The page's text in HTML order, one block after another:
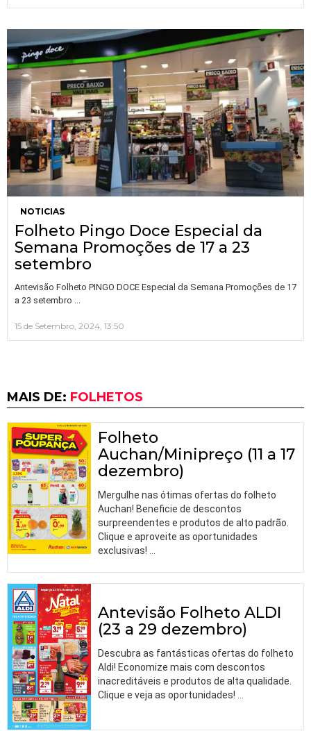
NOTICIAS
Folheto Pingo Doce Especial da
Semana Promoções de 17 a 23
setembro
Antevisão Folheto PINGO DOCE Especial da Semana Promoções de 17
a 23 setembro …
15 de Setembro, 2024, 13:50
MAIS DE: FOLHETOS
Folheto
Auchan/Minipreço (11 a 17
dezembro)
Mergulhe nas ótimas ofertas do folheto
Auchan! Beneficie de descontos
surpreendentes e produtos de alto padrão.
Clique e aproveite as oportunidades
exclusivas! …
Antevisão Folheto ALDI
(23 a 29 dezembro)
Descubra as fantásticas ofertas do folheto
Aldi! Economize mais com descontos
inacreditáveis e produtos de alta qualidade.
Clique e veja as oportunidades!